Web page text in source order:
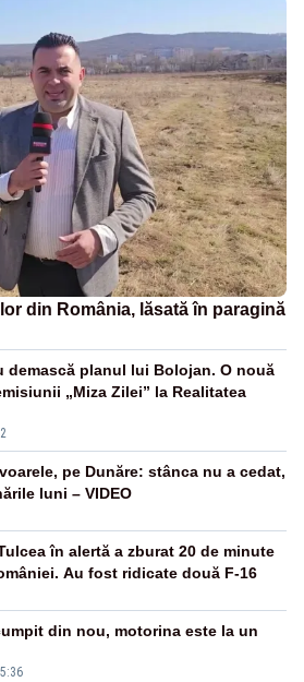
din România, lăsată în paragină
demască planul lui Bolojan. O nouă
„Miza Zilei” la Realitatea
pe Dunăre: stânca nu a cedat,
luni – VIDEO
în alertă a zburat 20 de minute
Au fost ridicate două F-16
din nou, motorina este la un